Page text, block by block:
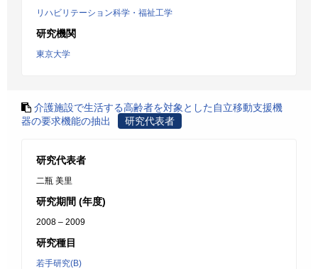
リハビリテーション科学・福祉工学
研究機関
東京大学
介護施設で生活する高齢者を対象とした自立移動支援機
器の要求機能の抽出
研究代表者
研究代表者
二瓶 美里
研究期間 (年度)
2008 – 2009
研究種目
若手研究(B)